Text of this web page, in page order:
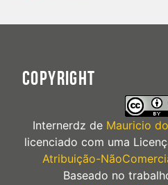
COPYRIGHT
Internerdz de Mauricio
licenciado com uma
Atribuição-
Baseado no